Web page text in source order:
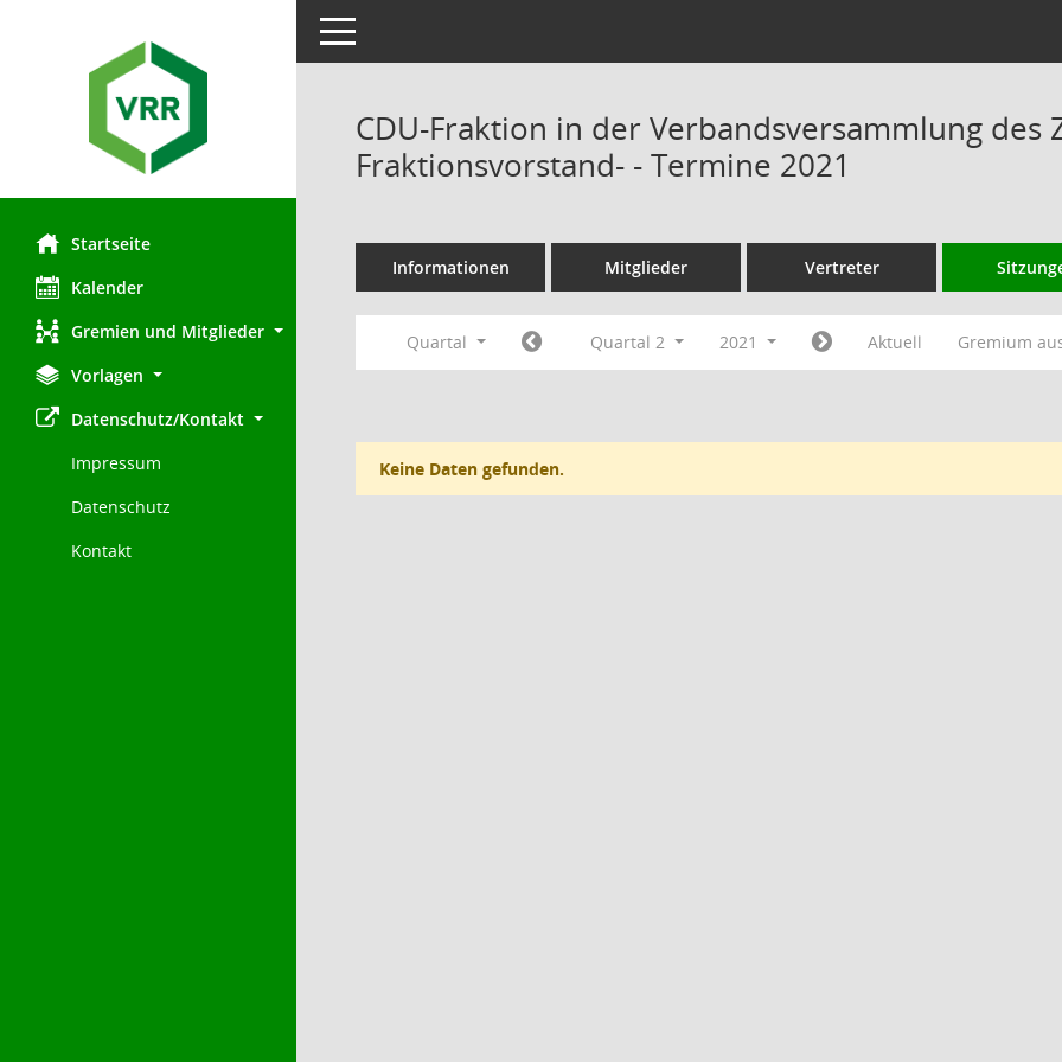
Startseite
Kalender
Gremien und Mitglieder
Vorlagen
Datenschutz/Kontakt
Impressum
Datenschutz
Kontakt
Toggle navigation
CDU-Fraktion in der Verbandsversammlung des
Fraktionsvorstand- - Termine 2021
Informationen Mitglieder Vertreter
Quartal Quartal 2 2021 Aktuell Gremium
Keine Daten gefunden.